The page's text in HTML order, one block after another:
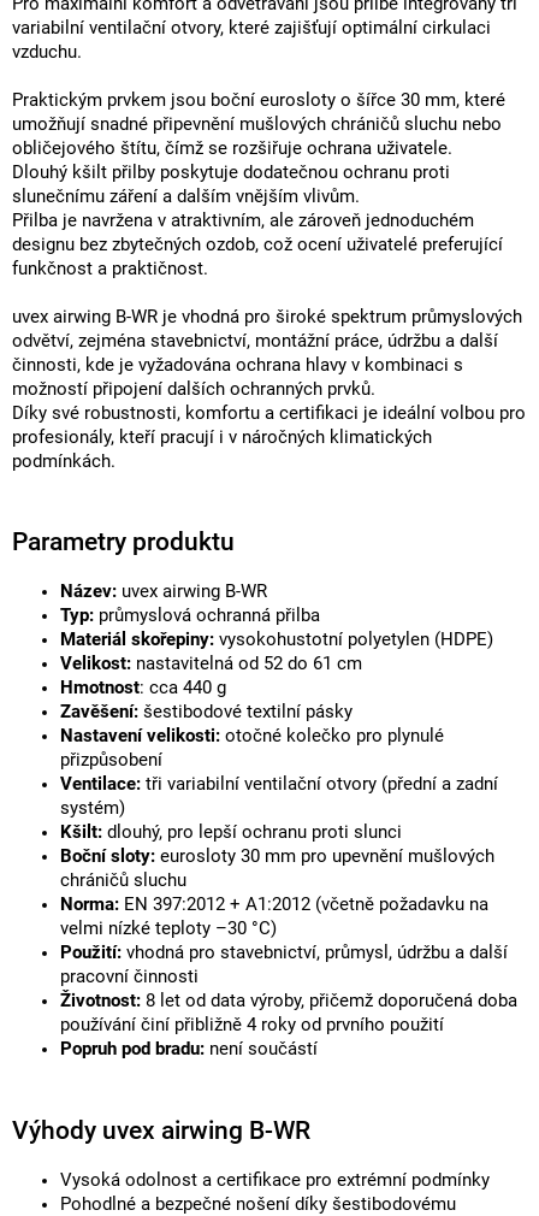
variabilní ventilační otvory, které zajišťují optimální cirkulaci
vzduchu.
Praktickým prvkem jsou boční eurosloty o šířce 30 mm, které
umožňují snadné připevnění mušlových chráničů sluchu nebo
obličejového štítu, čímž se rozšiřuje ochrana uživatele.
Dlouhý kšilt přilby poskytuje dodatečnou ochranu proti
slunečnímu záření a dalším vnějším vlivům.
Přilba je navržena v atraktivním, ale zároveň jednoduchém
designu bez zbytečných ozdob, což ocení uživatelé preferující
funkčnost a praktičnost.
uvex airwing B-WR je vhodná pro široké spektrum průmyslových
odvětví, zejména stavebnictví, montážní práce, údržbu a další
činnosti, kde je vyžadována ochrana hlavy v kombinaci s
možností připojení dalších ochranných prvků.
Díky své robustnosti, komfortu a certifikaci je ideální volbou pro
profesionály, kteří pracují i v náročných klimatických
podmínkách.
Parametry produktu
Název: uvex airwing B-WR
Typ: průmyslová ochranná přilba
Materiál skořepiny: vysokohustotní polyetylen (HDPE)
Velikost: nastavitelná od 52 do 61 cm
Hmotnost: cca 440 g
Zavěšení: šestibodové textilní pásky
Nastavení velikosti: otočné kolečko pro plynulé
přizpůsobení
Ventilace: tři variabilní ventilační otvory (přední a zadní
systém)
Kšilt: dlouhý, pro lepší ochranu proti slunci
Boční sloty: eurosloty 30 mm pro upevnění mušlových
chráničů sluchu
Norma: EN 397:2012 + A1:2012 (včetně požadavku na
velmi nízké teploty –30 °C)
Použití: vhodná pro stavebnictví, průmysl, údržbu a další
pracovní činnosti
Životnost: 8 let od data výroby, přičemž doporučená doba
používání činí přibližně 4 roky od prvního použití
Popruh pod bradu: není součástí
Výhody uvex airwing B-WR
Vysoká odolnost a certifikace pro extrémní podmínky
Pohodlné a bezpečné nošení díky šestibodovému